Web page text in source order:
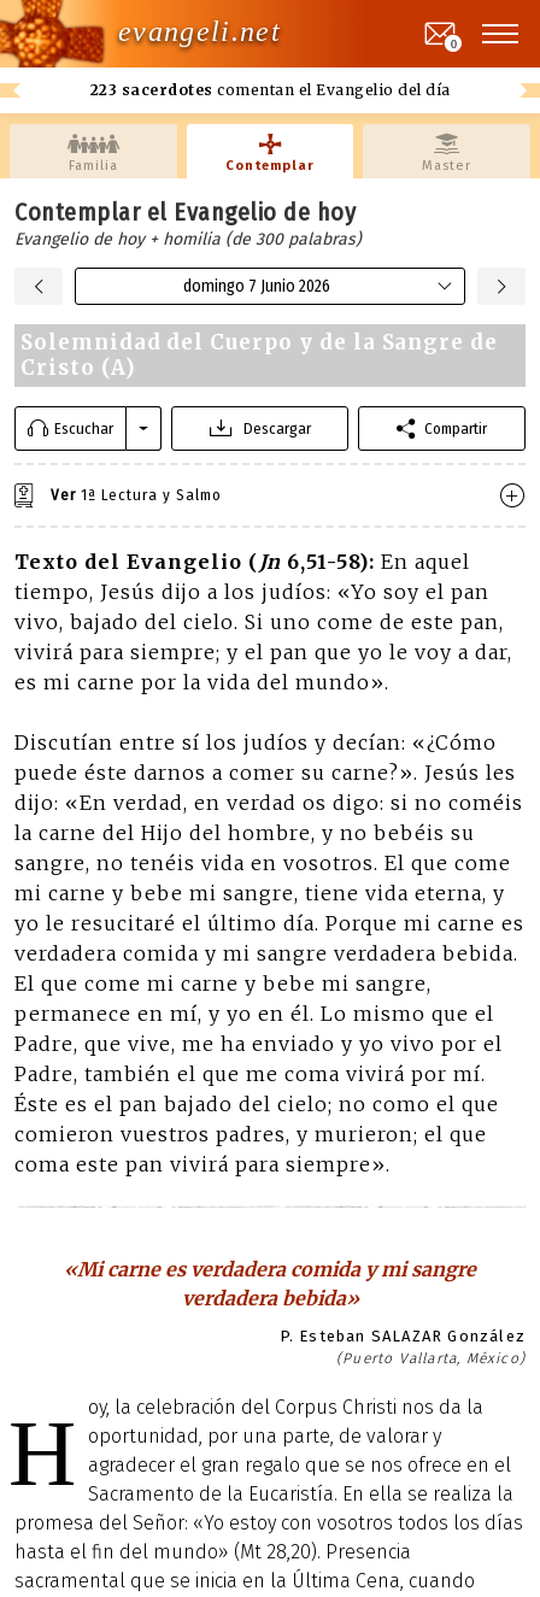
evangeli.net
223 sacerdotes comentan el Evangelio del día
0
Familia Contemplar Master
Contemplar el Evangelio de hoy
Evangelio de hoy + homilia (de 300 palabras)
domingo 7 Junio 2026
Solemnidad del Cuerpo y de la Sangre de
Cristo (A)
Escuchar Descargar Compartir
Ver 1ª Lectura y Salmo
Texto del Evangelio ( Jn 6,51-58): En aquel
tiempo, Jesús dijo a los judíos: «Yo soy el pan
vivo, bajado del cielo. Si uno come de este pan,
vivirá para siempre; y el pan que yo le voy a dar,
es mi carne por la vida del mundo».
Discutían entre sí los judíos y decían: «¿Cómo
puede éste darnos a comer su carne?». Jesús les
dijo: «En verdad, en verdad os digo: si no coméis
la carne del Hijo del hombre, y no bebéis su
sangre, no tenéis vida en vosotros. El que come
mi carne y bebe mi sangre, tiene vida eterna, y
yo le resucitaré el último día. Porque mi carne es
verdadera comida y mi sangre verdadera bebida.
El que come mi carne y bebe mi sangre,
permanece en mí, y yo en él. Lo mismo que el
Padre, que vive, me ha enviado y yo vivo por el
Padre, también el que me coma vivirá por mí.
Éste es el pan bajado del cielo; no como el que
comieron vuestros padres, y murieron; el que
coma este pan vivirá para siempre».
«Mi carne es verdadera comida y mi sangre
verdadera bebida»
P. Esteban SALAZAR González
(Puerto Vallarta, México)
H
oy, la celebración del Corpus Christi nos da la
oportunidad, por una parte, de valorar y
agradecer el gran regalo que se nos ofrece en el
Sacramento de la Eucaristía. En ella se realiza la
promesa del Señor: «Yo estoy con vosotros todos los días
hasta el fin del mundo» (Mt 28,20). Presencia
sacramental que se inicia en la Última Cena, cuando